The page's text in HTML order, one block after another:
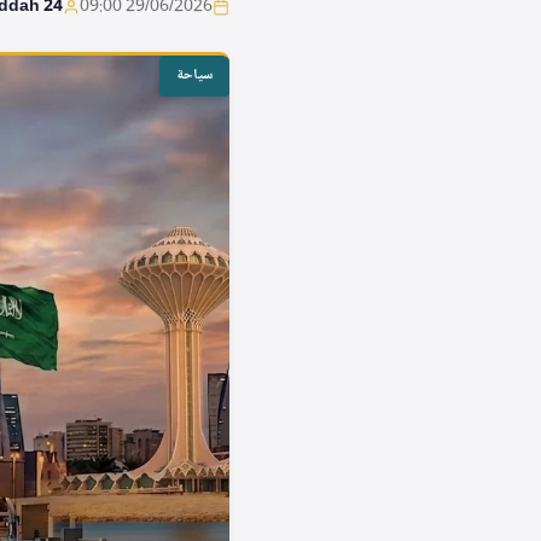
29/06/2026 09:00
24
سياحة